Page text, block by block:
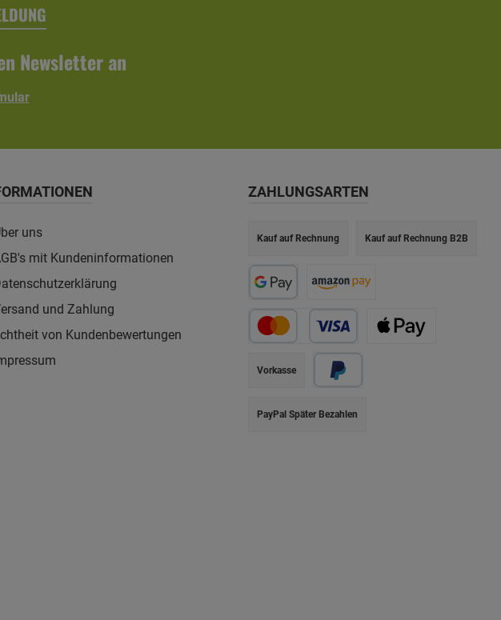
Newsletter an
uns
mit Kundeninformationen
und Zahlung
von Kundenbewertungen
ZAHLUNGSARTEN
Vorkasse
PayPal Später Bezahlen
Kauf auf Rechnung Kauf auf Rechnung B2B